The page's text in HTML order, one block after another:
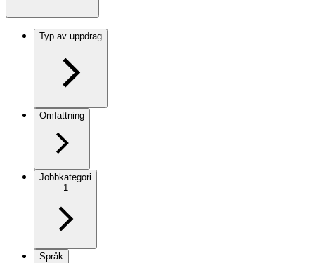
Typ av uppdrag
Omfattning
Jobbkategori
1
Språk